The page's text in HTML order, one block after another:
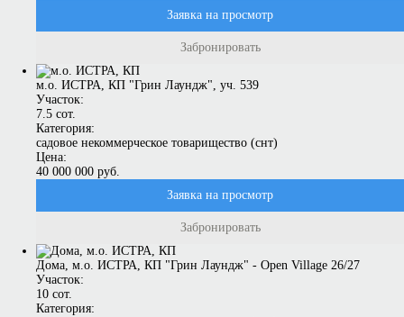
Заявка на просмотр
Забронировать
м.о. ИСТРА, КП "Грин Лаундж", уч. 539
Участок:
7.5 сот.
Категория:
садовое некоммерческое товарищество (снт)
Цена:
40 000 000 руб.
Заявка на просмотр
Забронировать
Дома, м.о. ИСТРА, КП "Грин Лаундж" - Open Village 26/27
Участок:
10 сот.
Категория: